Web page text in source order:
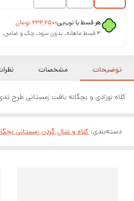
هر قسط با ترب‌پی:۲۳۲٬۲۵۰ تومان
۴ قسط ماهانه. بدون سود، چک و ضامن.
توضیحات مشخصات
کلاه نوزادی و بچگانه بافت زمستانی طرح تدی مناسب
دسته‌بندی: کلاه و شال گردن زمستانی